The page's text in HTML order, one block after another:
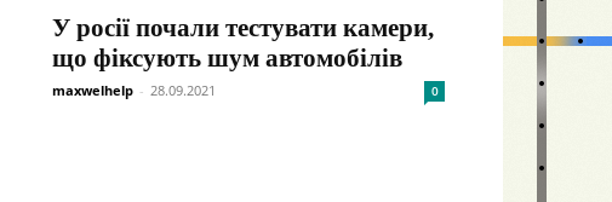
У росії почали тестувати камери,
що фіксують шум автомобілів
maxwelhelp - 28.09.2021 0